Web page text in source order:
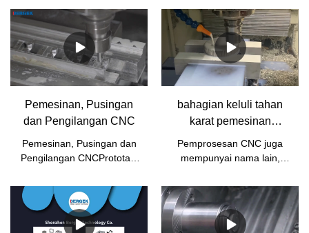
Pemesinan, Pusingan
dan Pengilangan CNC
Pemesinan, Pusingan dan
Pengilangan CNCPrototaip
PengeluaranPrototaip dan
Bahagian Pengeluaran
CNC?
bahagian keluli tahan
karat pemesinan
szBERGEK-CNC
Pemprosesan CNC juga
mempunyai nama lain,
mesin CNC, gong komputer,
dan dipanggil pusat
pemprosesan CNC, kerja
utama adalah untuk